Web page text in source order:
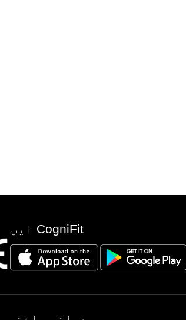
CogniFit ایپ